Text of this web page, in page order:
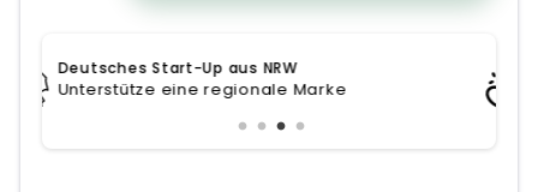
Persönlicher Service
Steht dir bei Fragen zur Seite